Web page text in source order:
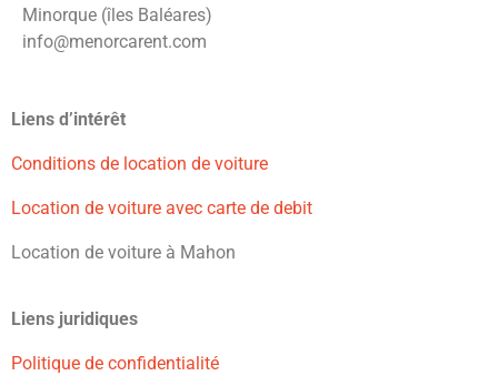
Minorque (îles Baléares)
info@menorcarent.com
Liens d’intérêt
Conditions de location de voiture
Location de voiture avec carte de debit
Location de voiture à Mahon
Liens juridiques
Politique de confidentialité